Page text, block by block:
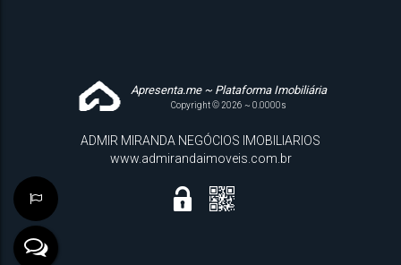
Apresenta.me ~ Plataforma Imobiliária
Copyright © 2026 ~ 0.0000s
ADMIR MIRANDA NEGÓCIOS IMOBILIARIOS
www.admirandaimoveis.com.br